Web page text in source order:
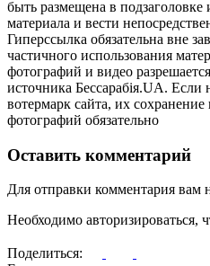
быть размещена в подзаголовке
материала и вести
Гиперссылка обязательна вне
частичного использования
фотографий и видео
источника Бессарабія.UA. Если
вотермарк сайта, их
фотографий обязательно
Оставить комментарий
Для отправки комментария вам
Необходимо авторизироваться,
Поделиться: